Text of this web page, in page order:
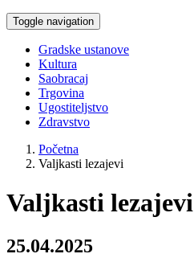
Toggle navigation
Gradske ustanove
Kultura
Saobracaj
Trgovina
Ugostiteljstvo
Zdravstvo
Početna
Valjkasti lezajevi
Valjkasti lezajevi
25.04.2025